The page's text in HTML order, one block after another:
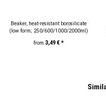
Beaker, heat-resistant borosilicate
(low form; 250/600/1000/2000ml)
from 3,49 €*